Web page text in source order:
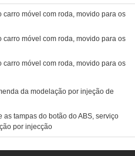
móvel com roda, movido para os
móvel com roda, movido para os
móvel com roda, movido para os
da modelação por injeção de
tampas do botão do ABS, serviço
por injecção